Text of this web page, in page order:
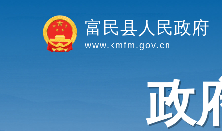
富民县人民政府
www.kmfm.gov.cn
政